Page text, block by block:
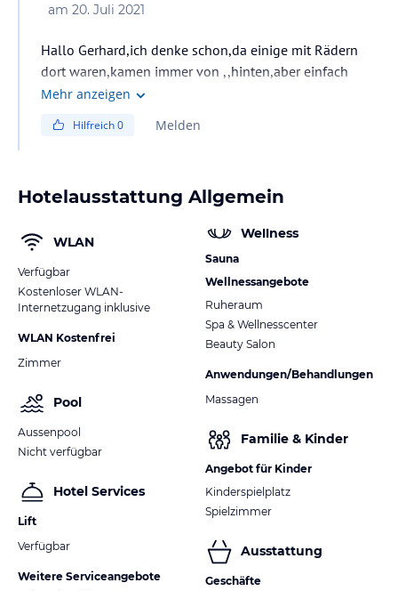
am 20. Juli 2021
Hallo Gerhard,ich denke schon,da einige mit Rädern
dort waren,kamen immer von ,,hinten,aber einfach
anrufen u.sich vergewissern,ganz nette Leute.Wir haben
hin.Viel Spaß es wird euch gefallen.Grüße Kornelia
Mehr anzeigen
Hilfreich0 Melden
Hotelausstattung Allgemein
WLAN
Verfügbar
Kostenloser WLAN-
Internetzugang inklusive
WLAN Kostenfrei
Zimmer
Pool
Aussenpool
Nicht verfügbar
Hotel Services
Lift
Verfügbar
Weitere Serviceangebote
Wellness
Sauna
Wellnessangebote
Ruheraum
Spa & Wellnesscenter
Beauty Salon
Anwendungen/Behandlungen
Massagen
Familie & Kinder
Angebot für Kinder
Kinderspielplatz
Spielzimmer
Ausstattung
Geschäfte